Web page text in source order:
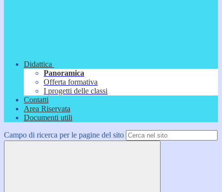
Didattica
Panoramica
Offerta formativa
I progetti delle classi
Contatti
Area Riservata
Documenti utili
Campo di ricerca per le pagine del sito